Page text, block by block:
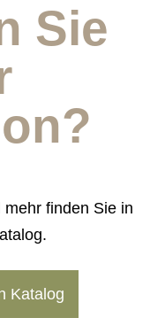
Sie
finden Sie in
Katalog